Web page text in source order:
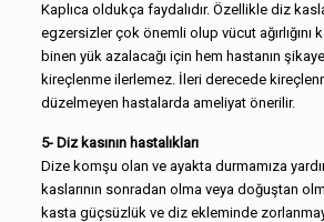
Kaplıca oldukça faydalıdır. Özellikle diz
egzersizler çok önemli olup vücut ağırlığını
binen yük azalacağı için hem hastanın
kireçlenme ilerlemez. İleri derecede
düzelmeyen hastalarda ameliyat önerilir.
5- Diz kasının hastalıkları
Dize komşu olan ve ayakta durmamıza
kaslarının sonradan olma veya doğuştan
kasta güçsüzlük ve diz ekleminde